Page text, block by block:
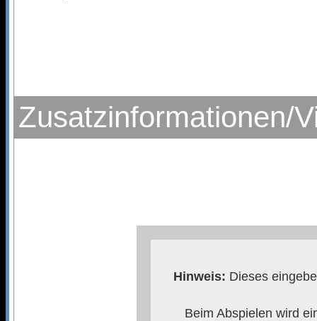
Zusatzinformationen/
Hinweis: Dieses
Beim Abspielen wird